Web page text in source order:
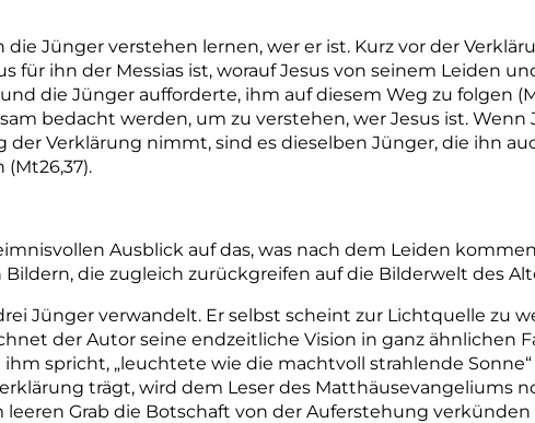
Jünger verstehen lernen, wer er ist. Kurz vor der
für ihn der Messias ist, worauf Jesus von seinem Leiden
die Jünger aufforderte, ihm auf diesem Weg zu folgen
bedacht werden, um zu verstehen, wer Jesus ist. Wenn
der Verklärung nimmt, sind es dieselben Jünger, die ihn
Ausblick auf das, was nach dem Leiden
die zugleich zurückgreifen auf die Bilderwelt des
Jünger verwandelt. Er selbst scheint zur Lichtquelle zu
der Autor seine endzeitliche Vision in ganz ähnlichen
spricht, „leuchtete wie die machtvoll strahlende Sonne“
trägt, wird dem Leser des Matthäusevangeliums
leeren Grab die Botschaft von der Auferstehung verkünden